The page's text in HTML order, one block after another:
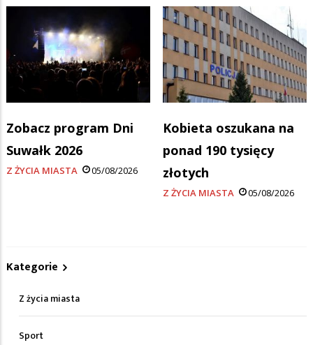
Zobacz program Dni
Suwałk 2026
Z ŻYCIA MIASTA 05/08/2026
Kobieta oszukana na
ponad 190 tysięcy
złotych
Z ŻYCIA MIASTA 05/08/2026
Kategorie
Z życia miasta
Sport